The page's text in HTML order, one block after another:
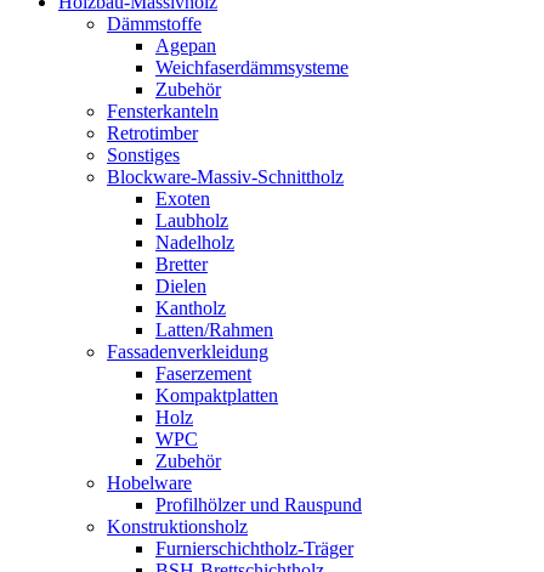
Dämmstoffe
Agepan
Weichfaserdämmsysteme
Zubehör
Fensterkanteln
Retrotimber
Sonstiges
Blockware-Massiv-Schnittholz
Exoten
Laubholz
Nadelholz
Bretter
Dielen
Kantholz
Latten/Rahmen
Fassadenverkleidung
Faserzement
Kompaktplatten
Holz
WPC
Zubehör
Hobelware
Profilhölzer und Rauspund
Konstruktionsholz
Furnierschichtholz-Träger